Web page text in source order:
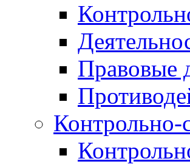
Правовые
Контрольно-